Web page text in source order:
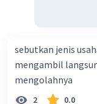
sebutkan jenis
mengambil
mengolahnya
2 0.0